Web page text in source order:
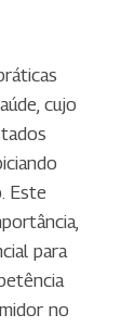
cujo
Este
para
no